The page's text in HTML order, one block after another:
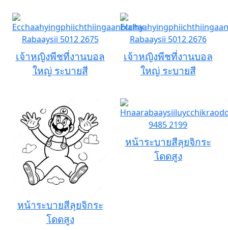
เจ้าหญิงพีชที่งานบอล
ใหญ่ ระบายสี
เจ้าหญิงพีชที่งานบอล
ใหญ่ ระบายสี
หน้าระบายสีลุยจิกระ
โดดสูง
หน้าระบายสีลุยจิกระ
โดดสูง